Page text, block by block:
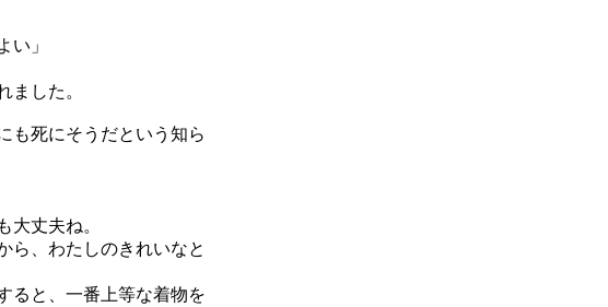
い」
した。
も死にそうだという知ら
丈夫ね。
ら、わたしのきれいなと
ると、一番上等な着物を